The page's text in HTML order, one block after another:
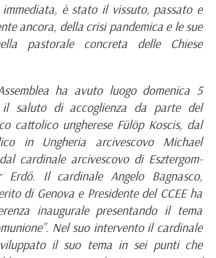
è stato il vissuto, passato e
ancora, della crisi pandemica e le sue
pastorale concreta delle Chiese
ha avuto luogo domenica 5
il saluto di accoglienza da parte del
cattolico ungherese Fülöp Koscis, dal
in Ungheria arcivescovo Michael
cardinale arcivescovo di Esztergom-
Erdő. Il cardinale Angelo Bagnasco,
di Genova e Presidente del CCEE ha
inaugurale presentando il tema
Nel suo intervento il cardinale
il suo tema in sei punti che